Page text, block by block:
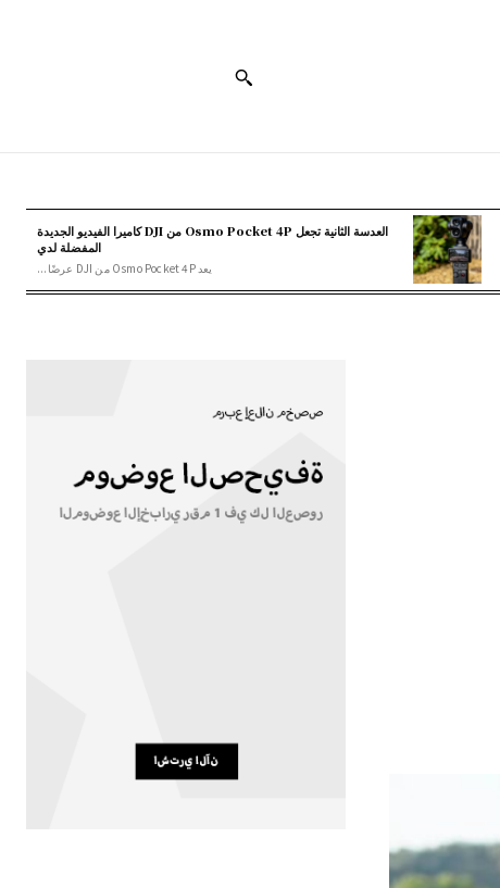
العدسة الثانية تجعل Osmo Pocket 4P من DJI كاميرا الفيديو الجديدة
المفضلة لدي
يعد Osmo Pocket 4P من DJI عرضًا...